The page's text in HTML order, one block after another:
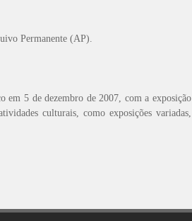
Permanente (AP).
5 de dezembro de 2007, com a exposição
culturais, como exposições variadas,